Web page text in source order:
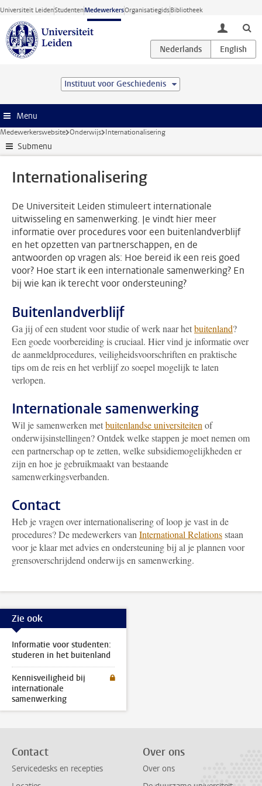
Ga direct naar de inhoud
Universiteit LeidenStudentenMedewerkersOrganisatiegidsBibliotheek
toggle
Instituut voor Geschiedenis
Menu
Medewerkerswebsite Onderwijs Internationalisering
Submenu
Internationalisering
De Universiteit Leiden stimuleert internationale
uitwisseling en samenwerking. Je vindt hier meer
informatie over procedures voor een buitenlandverblijf
en het opzetten van partnerschappen, en de
antwoorden op vragen als: Hoe bereid ik een reis goed
voor? Hoe start ik een internationale samenwerking? En
bij wie kan ik terecht voor ondersteuning?
Buitenlandverblijf
Ga jij of een student voor studie of werk naar hetbuitenland?
Een goede voorbereiding is cruciaal. Hier vind je informatie over
de aanmeldprocedures, veiligheidsvoorschriften en praktische
tips om de reis en het verblijf zo soepel mogelijk te laten
verlopen.
Internationale samenwerking
Wil je samenwerken metbuitenlandse universiteiten of
onderwijsinstellingen? Ontdek welke stappen je moet nemen om
een partnerschap op te zetten, welke subsidiemogelijkheden er
zijn en hoe je gebruikmaakt van bestaande
samenwerkingsverbanden.
Contact
Heb je vragen over internationalisering of loop je vast in de
procedures? De medewerkers van International Relationsstaan
voor je klaar met advies en ondersteuning bij al je plannen voor
grensoverschrijdend onderwijs en samenwerking.
Zie ook
Informatie voor studenten:
studeren in het buitenland
Kennisveiligheid bij
internationale
samenwerking
Contact
Servicedesks en recepties
Over ons
Over ons